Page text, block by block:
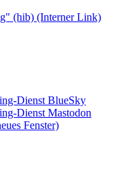
(hib) (Interner Link)
Dienst BlueSky
Dienst Mastodon
Fenster)